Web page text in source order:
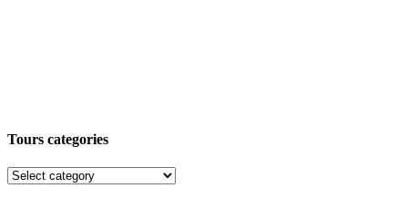
Tours categories